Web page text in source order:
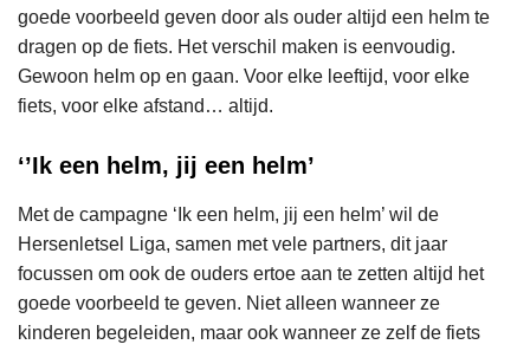
goede voorbeeld geven door als ouder altijd een helm te
dragen op de fiets. Het verschil maken is eenvoudig.
Gewoon helm op en gaan. Voor elke leeftijd, voor elke
fiets, voor elke afstand… altijd.
‘’Ik een helm, jij een helm’
Met de campagne ‘Ik een helm, jij een helm’ wil de
Hersenletsel Liga, samen met vele partners, dit jaar
focussen om ook de ouders ertoe aan te zetten altijd het
goede voorbeeld te geven. Niet alleen wanneer ze
kinderen begeleiden, maar ook wanneer ze zelf de fiets